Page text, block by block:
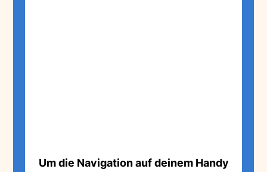
Um die Navigation auf deinem Handy